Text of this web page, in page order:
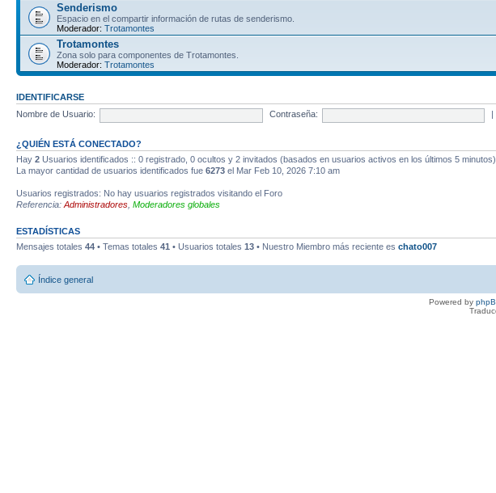
Senderismo
Espacio en el compartir información de rutas de senderismo.
Moderador: Trotamontes
Trotamontes
Zona solo para componentes de Trotamontes.
Moderador: Trotamontes
IDENTIFICARSE
Nombre de Usuario:
Contraseña:
¿QUIÉN ESTÁ CONECTADO?
Hay 2 Usuarios identificados :: 0 registrado, 0 ocultos y 2 invitados (basados en usuarios activos en los últimos 5 minutos)
La mayor cantidad de usuarios identificados fue 6273 el Mar Feb 10, 2026 7:10 am
Usuarios registrados: No hay usuarios registrados visitando el Foro
Referencia: Administradores Moderadores globales
ESTADÍSTICAS
Mensajes totales 44 • Temas totales 41 • Usuarios totales 13 • Nuestro Miembro más reciente es chato007
Índice general
Powered by